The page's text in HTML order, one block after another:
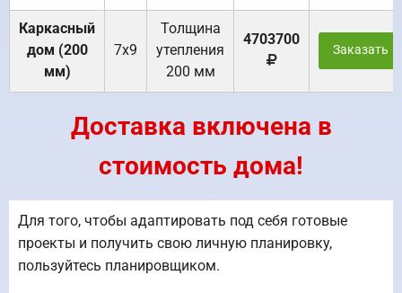
Каркасный
дом (200
мм)
7х9
Толщина
утепления
200 мм
4703700
Заказать
Доставка включена в
стоимость дома!
Для того, чтобы адаптировать под себя готовые
проекты и получить свою личную планировку,
пользуйтесь планировщиком.